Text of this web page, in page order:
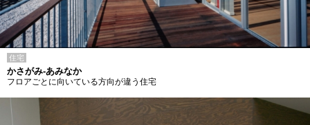
住宅
かさがみ-あみなか
フロアごとに向いている方向が違う住宅